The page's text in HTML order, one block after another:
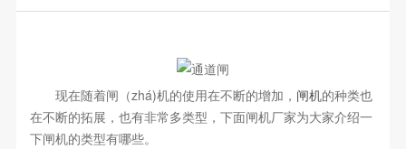
现在随着闸（zhá)机的使用在不断的增加， 闸机的种类也
在不断的拓展，也有非常多类型，下面闸机厂家为大家介绍一
下闸机的类型有哪些。